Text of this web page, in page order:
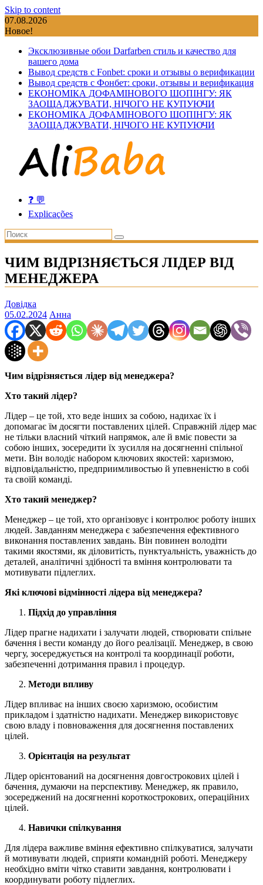
Skip to content
07.08.2026
Новое!
Эксклюзивные обои Darfarben стиль и качество для
вашего дома
Вывод средств с Fonbet: сроки и отзывы о верификации
Вывод средств с Фонбет: сроки, отзывы и верификация
ЕКОНОМІКА ДОФАМІНОВОГО ШОПІНГУ: ЯК
ЗАОЩАДЖУВАТИ, НІЧОГО НЕ КУПУЮЧИ
ЕКОНОМІКА ДОФАМІНОВОГО ШОПІНГУ: ЯК
ЗАОЩАДЖУВАТИ, НІЧОГО НЕ КУПУЮЧИ
❓ 💬
Explicações
ЧИМ ВІДРІЗНЯЄТЬСЯ ЛІДЕР ВІД
МЕНЕДЖЕРА
Довідка
05.02.2024 Анна
Чим відрізняється лідер від менеджера?
Хто такий лідер?
Лідер – це той, хто веде інших за собою, надихає їх і
допомагає їм досягти поставлених цілей. Справжній лідер має
не тільки власний чіткий напрямок, але й вміє повести за
собою інших, зосередити їх зусилля на досягненні спільної
мети. Він володіє набором ключових якостей: харизмою,
відповідальністю, предприимливостью й упевненістю в собі
та своїй команді.
Хто такий менеджер?
Менеджер – це той, хто організовує і контролює роботу інших
людей. Завданням менеджера є забезпечення ефективного
виконання поставлених завдань. Він повинен володіти
такими якостями, як діловитість, пунктуальність, уважність до
деталей, аналітичні здібності та вміння контролювати та
мотивувати підлеглих.
Які ключові відмінності лідера від менеджера?
Підхід до управління
Лідер прагне надихати і залучати людей, створювати спільне
бачення і вести команду до його реалізації. Менеджер, в свою
чергу, зосереджується на контролі та координації роботи,
забезпеченні дотримання правил і процедур.
Методи впливу
Лідер впливає на інших своєю харизмою, особистим
прикладом і здатністю надихати. Менеджер використовує
свою владу і повноваження для досягнення поставлених
цілей.
Орієнтація на результат
Лідер орієнтований на досягнення довгострокових цілей і
бачення, думаючи на перспективу. Менеджер, як правило,
зосереджений на досягненні короткострокових, операційних
цілей.
Навички спілкування
Для лідера важливе вміння ефективно спілкуватися, залучати
й мотивувати людей, сприяти командній роботі. Менеджеру
необхідно вміти чітко ставити завдання, контролювати і
координувати роботу підлеглих.